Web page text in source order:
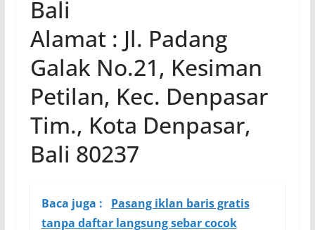
Bali
Alamat : Jl. Padang
Galak No.21, Kesiman
Petilan, Kec. Denpasar
Tim., Kota Denpasar,
Bali 80237
Baca juga :
Pasang iklan baris gratis
tanpa daftar langsung sebar cocok